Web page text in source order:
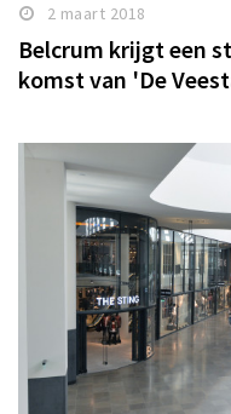
2 maart 2018
Belcrum krijgt een
komst van 'De